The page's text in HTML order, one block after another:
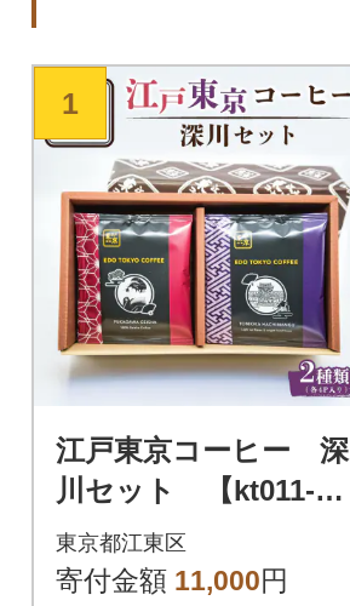
1
江戸東京コーヒー 深
川セット 【kt011-00
1】
東京都江東区
寄付金額 11,000円